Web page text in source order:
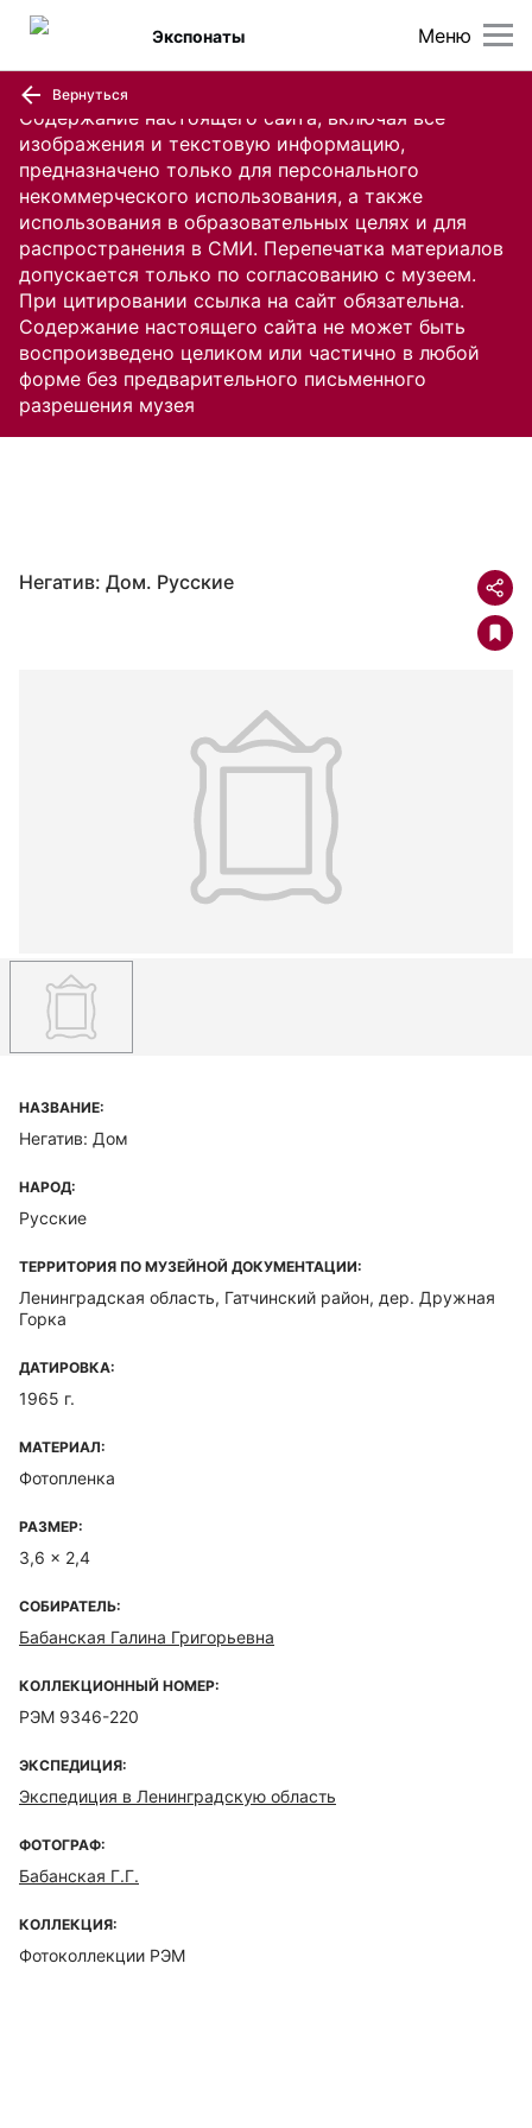
Содержание настоящего сайта, включая все
изображения и текстовую информацию,
предназначено только для персонального
некоммерческого использования, а также
использования в образовательных целях и для
распространения в СМИ. Перепечатка материалов
допускается только по согласованию с музеем.
При цитировании ссылка на сайт обязательна.
Содержание настоящего сайта не может быть
воспроизведено целиком или частично в любой
форме без предварительного письменного
разрешения музея
Меню
Экспонаты
Вернуться
Негатив: Дом. Русские
НАЗВАНИЕ:
Негатив: Дом
НАРОД:
Русские
ТЕРРИТОРИЯ ПО МУЗЕЙНОЙ ДОКУМЕНТАЦИИ:
Ленинградская область, Гатчинский район, дер. Дружная
Горка
ДАТИРОВКА:
1965 г.
МАТЕРИАЛ:
Фотопленка
РАЗМЕР:
3,6 x 2,4
СОБИРАТЕЛЬ:
Бабанская Галина Григорьевна
КОЛЛЕКЦИОННЫЙ НОМЕР:
РЭМ 9346-220
ЭКСПЕДИЦИЯ:
Экспедиция в Ленинградскую область
ФОТОГРАФ:
Бабанская Г.Г.
КОЛЛЕКЦИЯ:
Фотоколлекции РЭМ